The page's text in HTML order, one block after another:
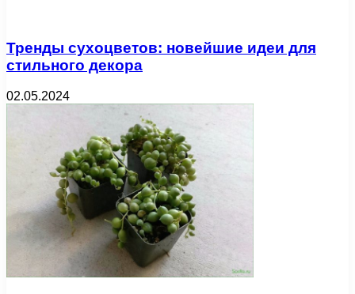
Тренды сухоцветов: новейшие идеи для
стильного декора
02.05.2024